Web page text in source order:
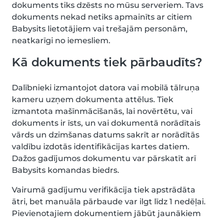
dokuments tiks dzēsts no mūsu serveriem. Tavs
dokuments nekad netiks apmainīts ar citiem
Babysits lietotājiem vai trešajām personām,
neatkarīgi no iemesliem.
Kā dokuments tiek pārbaudīts?
Dalībnieki izmantojot datora vai mobilā tālruņa
kameru uzņem dokumenta attēlus. Tiek
izmantota mašīnmācīšanās, lai novērtētu, vai
dokuments ir īsts, un vai dokumentā norādītais
vārds un dzimšanas datums sakrīt ar norādītās
valdību izdotās identifikācijas kartes datiem.
Dažos gadījumos dokumentu var pārskatīt arī
Babysits komandas biedrs.
Vairumā gadījumu verifikācija tiek apstrādāta
ātri, bet manuāla pārbaude var ilgt līdz 1 nedēļai.
Pievienotajiem dokumentiem jābūt jaunākiem